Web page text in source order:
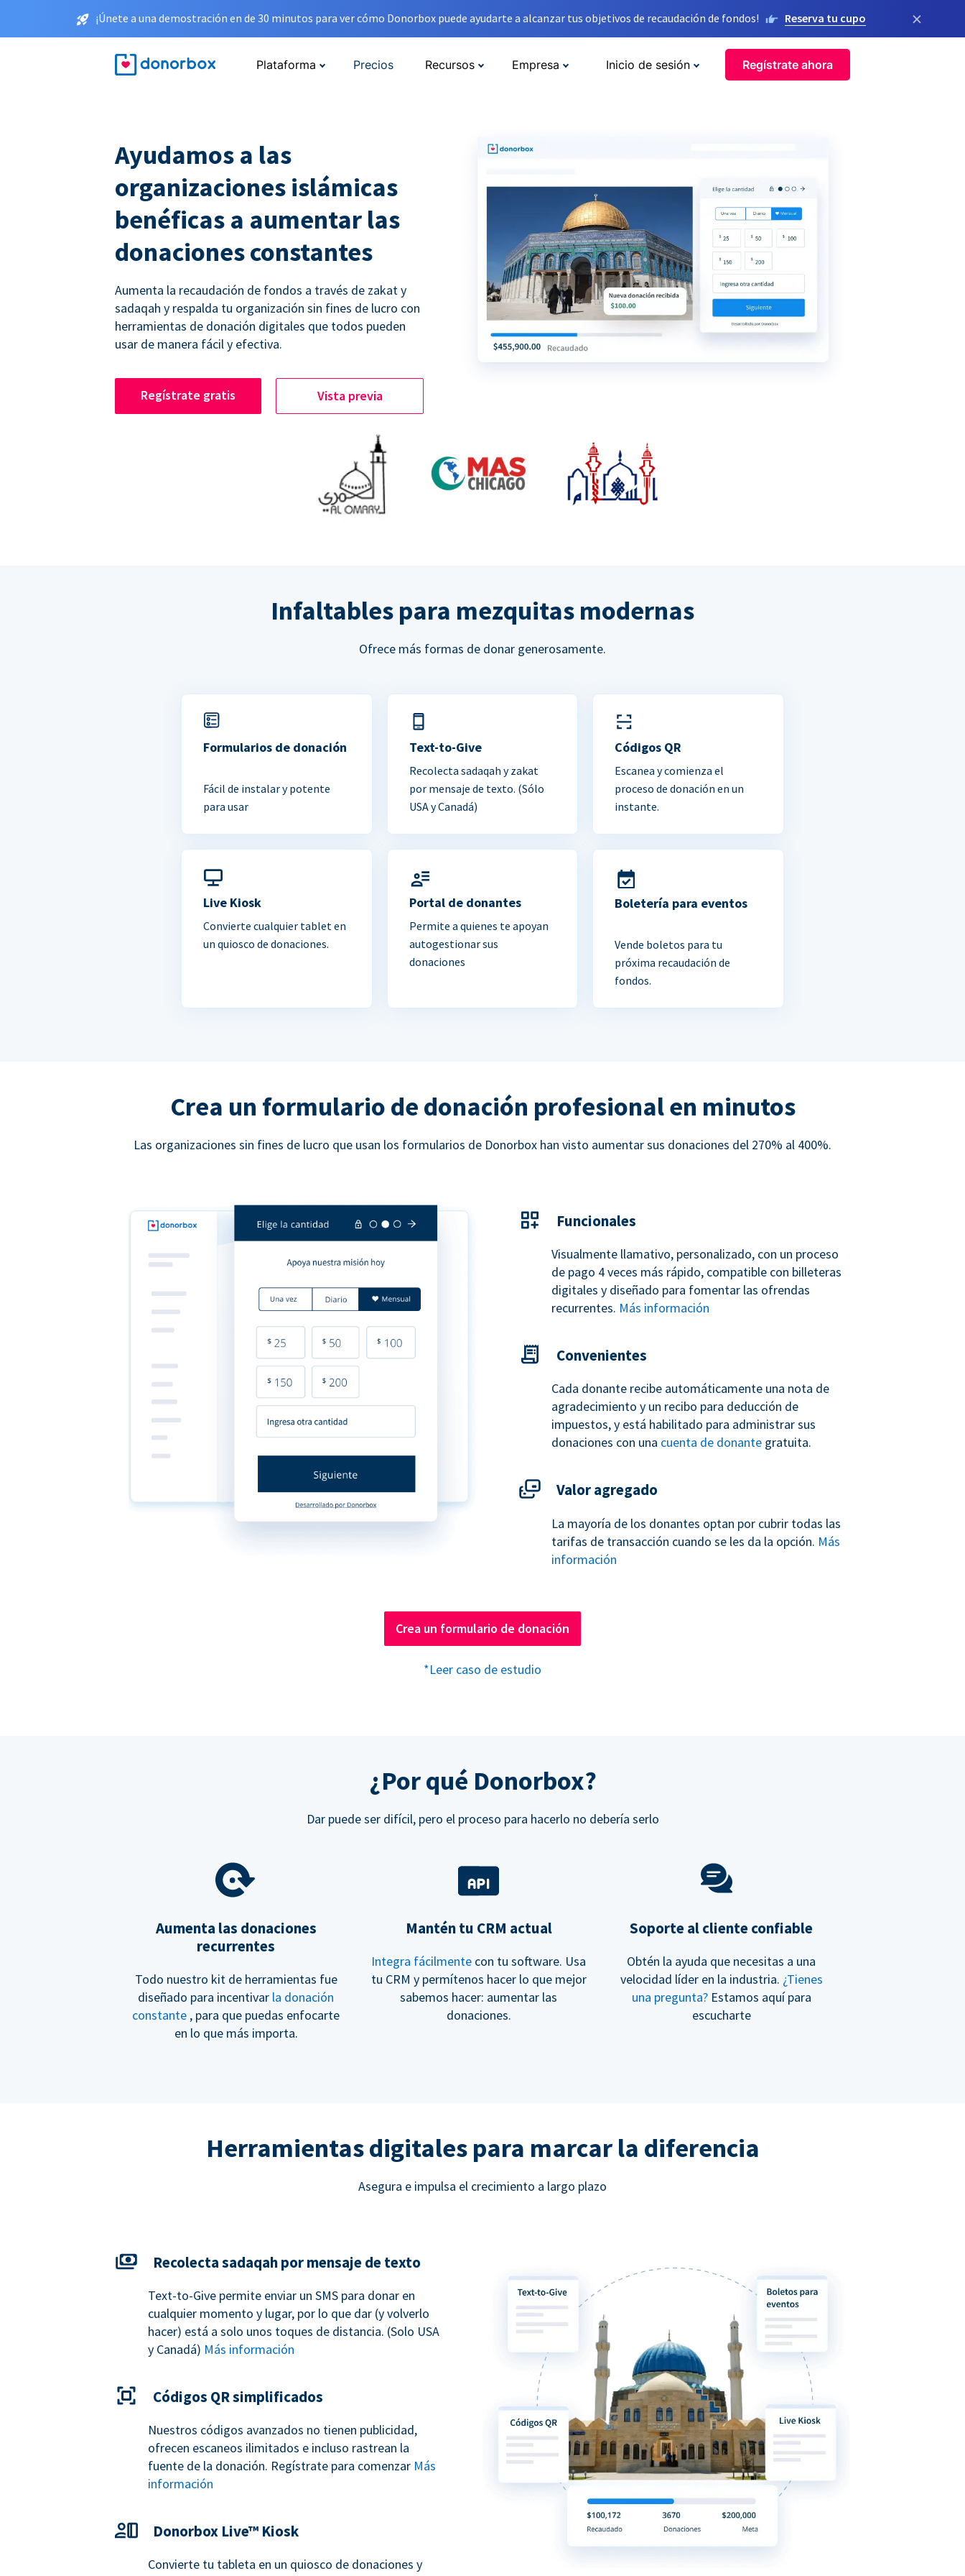
¡Únete a una demostración en de 30 minutos para ver cómo Donorbox puede ayudarte a alcanzar tus objetivos de recaudación de fondos! Reserva tu cupo ×
Plataforma Precios Recursos Empresa Inicio de sesión Regístrate ahora
Ayudamos a las
organizaciones islámicas
benéficas a aumentar las
donaciones constantes
Aumenta la recaudación de fondos a través de zakat y
sadaqah y respalda tu organización sin fines de lucro con
herramientas de donación digitales que todos pueden
usar de manera fácil y efectiva.
Regístrate gratis Vista previa
Infaltables para mezquitas modernas
Ofrece más formas de donar generosamente.
Formularios de donación
Fácil de instalar y potente
para usar
Text-to-Give
Recolecta sadaqah y zakat
por mensaje de texto. (Sólo
USA y Canadá)
Códigos QR
Escanea y comienza el
proceso de donación en un
instante.
Live Kiosk
Convierte cualquier tablet en
un quiosco de donaciones.
Portal de donantes
Permite a quienes te apoyan
autogestionar sus
donaciones
Boletería para eventos
Vende boletos para tu
próxima recaudación de
fondos.
Crea un formulario de donación profesional en minutos
Las organizaciones sin fines de lucro que usan los formularios de Donorbox han visto aumentar sus donaciones del 270% al 400%.
Funcionales
Visualmente llamativo, personalizado, con un proceso
de pago 4 veces más rápido, compatible con billeteras
digitales y diseñado para fomentar las ofrendas
recurrentes. Más información
Convenientes
Cada donante recibe automáticamente una nota de
agradecimiento y un recibo para deducción de
impuestos, y está habilitado para administrar sus
donaciones con una cuenta de donante gratuita.
Valor agregado
La mayoría de los donantes optan por cubrir todas las
tarifas de transacción cuando se les da la opción. Más
información
Crea un formulario de donación
*Leer caso de estudio
¿Por qué Donorbox?
Dar puede ser difícil, pero el proceso para hacerlo no debería serlo
Aumenta las donaciones
recurrentes
Todo nuestro kit de herramientas fue
diseñado para incentivar la donación
constante , para que puedas enfocarte
en lo que más importa.
Mantén tu CRM actual
Integra fácilmente con tu software. Usa
tu CRM y permítenos hacer lo que mejor
sabemos hacer: aumentar las
donaciones.
Soporte al cliente confiable
Obtén la ayuda que necesitas a una
velocidad líder en la industria. ¿Tienes
una pregunta?Estamos aquí para
escucharte
Herramientas digitales para marcar la diferencia
Asegura e impulsa el crecimiento a largo plazo
Recolecta sadaqah por mensaje de texto
Text-to-Give permite enviar un SMS para donar en
cualquier momento y lugar, por lo que dar (y volverlo
hacer) está a solo unos toques de distancia. (Solo USA
y Canadá) Más información
Códigos QR simplificados
Nuestros códigos avanzados no tienen publicidad,
ofrecen escaneos ilimitados e incluso rastrean la
fuente de la donación. Regístrate para comenzar Más
información
Donorbox Live™ Kiosk
Convierte tu tableta en un quiosco de donaciones y